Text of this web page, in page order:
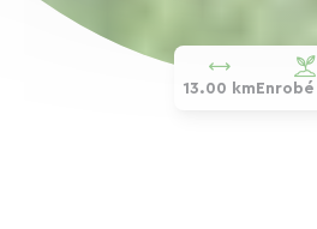
13.00 km